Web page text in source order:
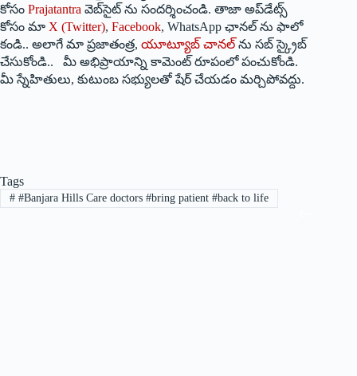
కోసం Prajatantra వెబ్‌సైట్ ను సందర్శించండి. తాజా అప్‌డేట్స్
కోసం మా X (Twitter), Facebook, WhatsApp ఛానల్ ను ఫాలో
కండి.. అలాగే మా ప్రజాతంత్ర, యూట్యూబ్ చానల్ ను సబ్ స్క్రైబ్
చేసుకోండి.. మీ అభిప్రాయాన్ని కామెంట్ రూపంలో పంచుకోండి.
మీ స్నేహితులు, కుటుంబ సభ్యులతో షేర్ చేయడం మర్చిపోవద్దు.
Tags
##Banjara Hills Care doctors #bring patient #back to life